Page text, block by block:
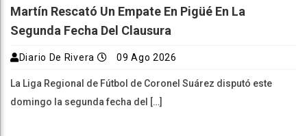
Martín Rescató Un Empate En Pigüé En La
Segunda Fecha Del Clausura
Diario De Rivera 09 Ago 2026
La Liga Regional de Fútbol de Coronel Suárez disputó este
domingo la segunda fecha del […]